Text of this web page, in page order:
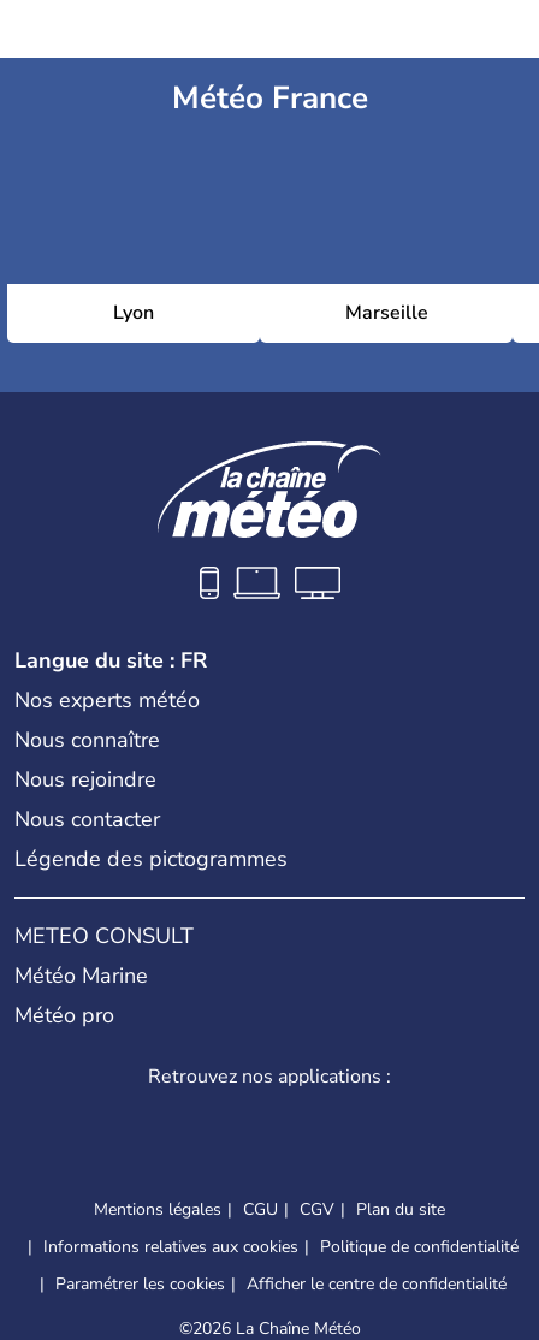
Météo France
Lyon Marseille
Langue du site : FR
Nos experts météo
Nous connaître
Nous rejoindre
Nous contacter
Légende des pictogrammes
METEO CONSULT
Météo Marine
Météo pro
Retrouvez nos applications :
Mentions légales CGU CGV
Plan du site
Informations relatives aux cookies
Politique de confidentialité
Paramétrer les cookies
Afficher le centre de confidentialité
©2026 La Chaîne Météo